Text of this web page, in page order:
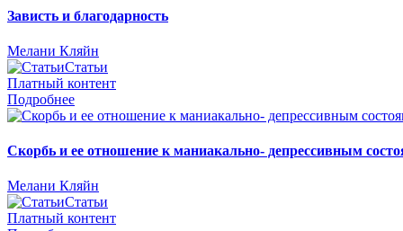
Зависть и благодарность
Мелани Кляйн
Статьи
Платный контент
Подробнее
Скорбь и ее отношение к маниакально- депрессивным
Мелани Кляйн
Статьи
Платный контент